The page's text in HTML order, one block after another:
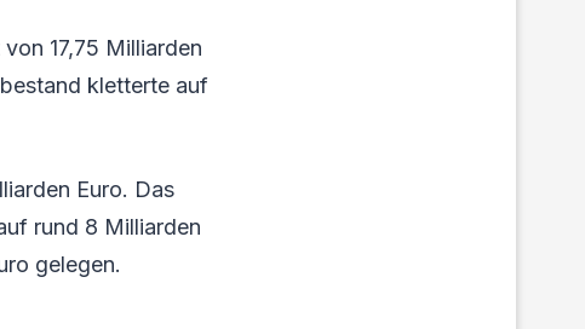
17,75 Milliarden
kletterte auf
Euro. Das
rund 8 Milliarden
gelegen.